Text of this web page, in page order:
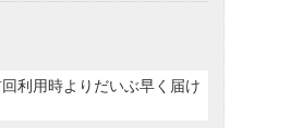
利用時よりだいぶ早く届け